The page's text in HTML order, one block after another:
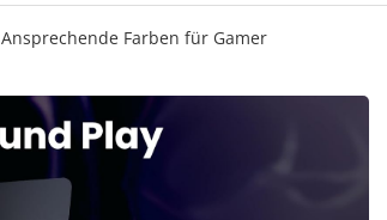
Ansprechende Farben für Gamer